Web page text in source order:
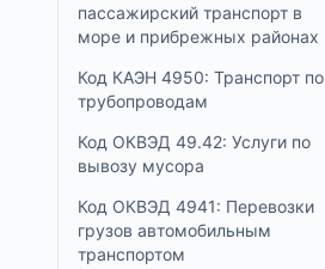
пассажирский транспорт в
море и прибрежных районах
Код КАЭН 4950: Транспорт по
трубопроводам
Код ОКВЭД 49.42: Услуги по
вывозу мусора
Код ОКВЭД 4941: Перевозки
грузов автомобильным
транспортом